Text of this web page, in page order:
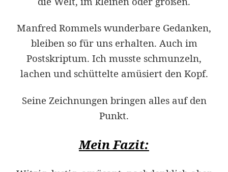
Manfred Rommels wunderbare Gedanken,
bleiben so für uns erhalten. Auch im
Postskriptum. Ich musste schmunzeln,
lachen und schüttelte amüsiert den Kopf.
Seine Zeichnungen bringen alles auf den
Punkt.
Mein Fazit: